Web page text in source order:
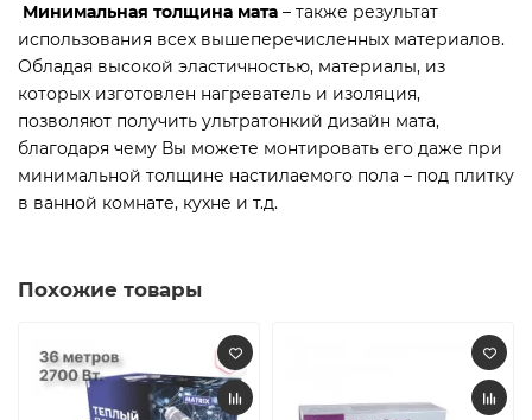
Минимальная толщина мата – также результат
использования всех вышеперечисленных материалов.
Обладая высокой эластичностью, материалы, из
которых изготовлен нагреватель и изоляция,
позволяют получить ультратонкий дизайн мата,
благодаря чему Вы можете монтировать его даже при
минимальной толщине настилаемого пола – под плитку
в ванной комнате, кухне и т.д.
Похожие товары